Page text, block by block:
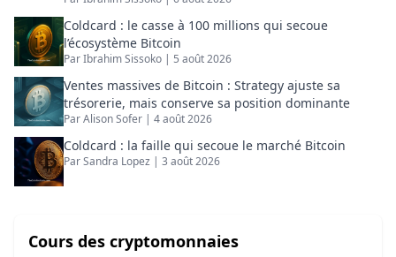
Coldcard : le casse à 100 millions qui secoue
l’écosystème Bitcoin
ParIbrahim Sissoko | 5 août 2026
Ventes massives de Bitcoin : Strategy ajuste sa
trésorerie, mais conserve sa position dominante
ParAlison Sofer | 4 août 2026
Coldcard : la faille qui secoue le marché Bitcoin
ParSandra Lopez | 3 août 2026
Cours des cryptomonnaies